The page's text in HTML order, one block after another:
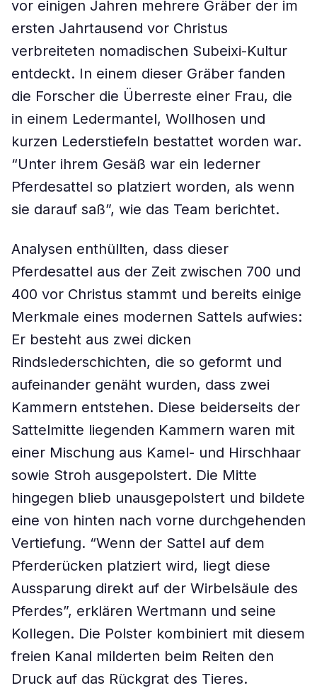
vor einigen Jahren mehrere Gräber der im
ersten Jahrtausend vor Christus
verbreiteten nomadischen Subeixi-Kultur
entdeckt. In einem dieser Gräber fanden
die Forscher die Überreste einer Frau, die
in einem Ledermantel, Wollhosen und
kurzen Lederstiefeln bestattet worden war.
“Unter ihrem Gesäß war ein lederner
Pferdesattel so platziert worden, als wenn
sie darauf saß”, wie das Team berichtet.
Analysen enthüllten, dass dieser
Pferdesattel aus der Zeit zwischen 700 und
400 vor Christus stammt und bereits einige
Merkmale eines modernen Sattels aufwies:
Er besteht aus zwei dicken
Rindslederschichten, die so geformt und
aufeinander genäht wurden, dass zwei
Kammern entstehen. Diese beiderseits der
Sattelmitte liegenden Kammern waren mit
einer Mischung aus Kamel- und Hirschhaar
sowie Stroh ausgepolstert. Die Mitte
hingegen blieb unausgepolstert und bildete
eine von hinten nach vorne durchgehenden
Vertiefung. “Wenn der Sattel auf dem
Pferderücken platziert wird, liegt diese
Aussparung direkt auf der Wirbelsäule des
Pferdes”, erklären Wertmann und seine
Kollegen. Die Polster kombiniert mit diesem
freien Kanal milderten beim Reiten den
Druck auf das Rückgrat des Tieres.